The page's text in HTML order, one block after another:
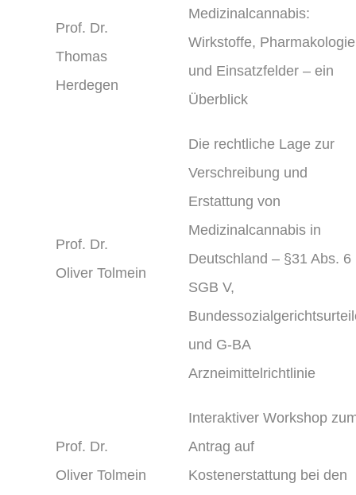
Prof. Dr.
Thomas
Herdegen
Medizinalcannabis:
Wirkstoffe, Pharmakologie
und Einsatzfelder – ein
Überblick
Prof. Dr.
Oliver Tolmein
Die rechtliche Lage zur
Verschreibung und
Erstattung von
Medizinalcannabis in
Deutschland – §31 Abs. 6
SGB V,
und G-BA
Arzneimittelrichtlinie
Prof. Dr.
Oliver Tolmein
Interaktiver Workshop
Antrag auf
Kostenerstattung bei den